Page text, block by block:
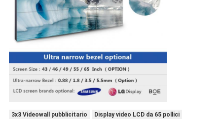
3x3 Videowall pubblicitario
Display video LCD da 65 pollici